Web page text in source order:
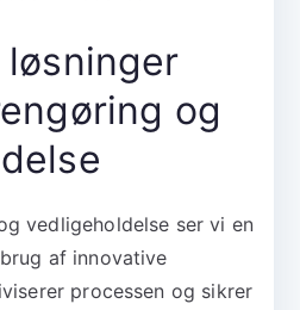
løsninger
og
vedligeholdelse ser vi en
af innovative
processen og sikrer